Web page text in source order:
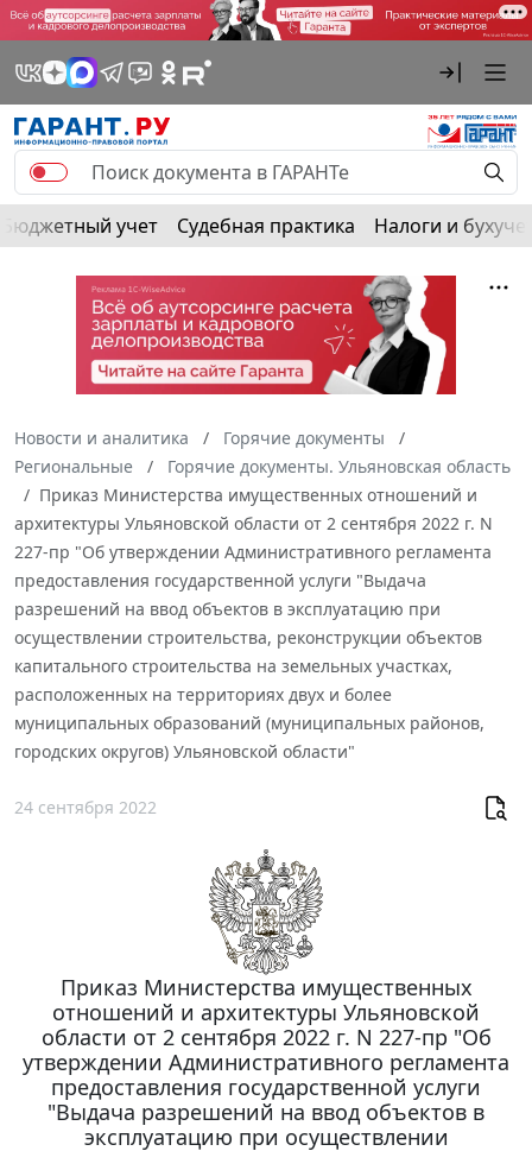
Бюджетный учет Судебная практика Налоги и
Новости и аналитика
Горячие документы
Региональные
Горячие документы. Ульяновская область
Приказ Министерства имущественных отношений и
архитектуры Ульяновской области от 2 сентября 2022 г. N
227-пр "Об утверждении Административного регламента
предоставления государственной услуги "Выдача
разрешений на ввод объектов в эксплуатацию при
осуществлении строительства, реконструкции объектов
капитального строительства на земельных участках,
расположенных на территориях двух и более
муниципальных образований (муниципальных районов,
городских округов) Ульяновской области"
24 сентября 2022
Приказ Министерства имущественных
отношений и архитектуры Ульяновской
области от 2 сентября 2022 г. N 227-пр "Об
утверждении Административного регламента
предоставления государственной услуги
"Выдача разрешений на ввод объектов в
эксплуатацию при осуществлении